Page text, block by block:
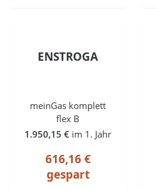
ENSTROGA
meinGas komplett
flex B
1.950,15 € im 1. Jahr
616,16 €
gespart